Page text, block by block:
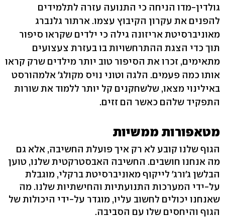
גולדין-מדו הניחה כי התנועה עזרה לתלמידים
להפנים את עקרון הקיבוץ עצמו. ארתור גלנברג
מאוניברסיטת אריזונה גילה כי ילדים שקראו סיפור
תוך כדי הצגת ההתרחשויות בו בעזרת צעצועים
מתאימים, זכרו את הסיפור טוב יותר מילדים שרק קראו
אותו כמה פעמים. הלגה וטוני נויס מקולג' אלמהורסט
באילינוי מצאו, שלשחקנים קל יותר ללמוד את שורות
התפקיד שלהם כאשר הם זזים.
מטאפורות ממשיות
הגוף שלנו קובע לא רק איך פועלת החשיבה, אלא גם
מה אנחנו חושבים. החשיבה האבסטרקטית שלנו, טוען
הבלשן ג'ורג' לייקוף מאוניברסיטת ברקלי, מוגבלת
על-ידי המערכות התנועתיות והחישתיות שלנו. מה
שאנחנו יכולים לחשוב עליו, מוגדר על-ידי היכולות של
הגוף והיחסים שלו עם הסביבה.